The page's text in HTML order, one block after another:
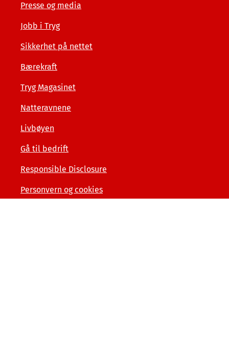
Presse og media
Jobb i Tryg
Sikkerhet på nettet
Bærekraft
Tryg Magasinet
Natteravnene
Livbøyen
Gå til bedrift
Responsible Disclosure
Personvern og cookies